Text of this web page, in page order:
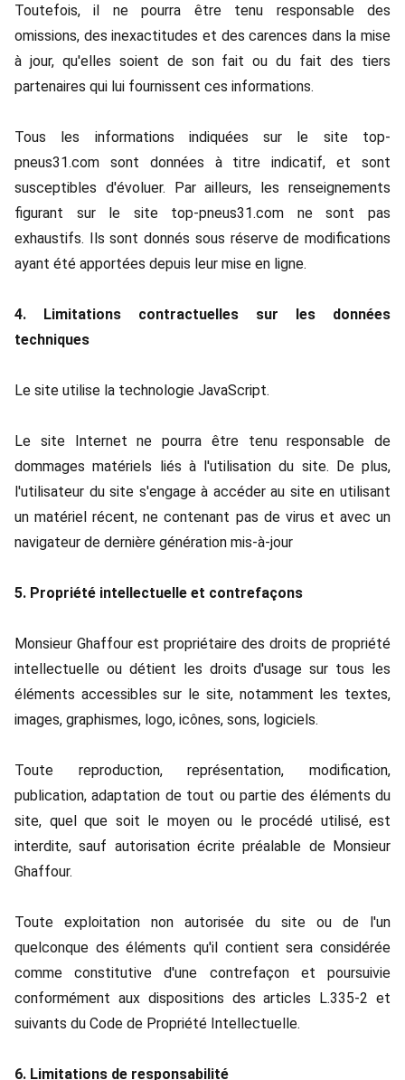
Toutefois, il ne pourra être tenu responsable des
omissions, des inexactitudes et des carences dans la mise
à jour, qu'elles soient de son fait ou du fait des tiers
partenaires qui lui fournissent ces informations.
Tous les informations indiquées sur le site top-
pneus31.com sont données à titre indicatif, et sont
susceptibles d'évoluer. Par ailleurs, les renseignements
figurant sur le site top-pneus31.com ne sont pas
exhaustifs. Ils sont donnés sous réserve de modifications
ayant été apportées depuis leur mise en ligne.
4. Limitations contractuelles sur les données
techniques
Le site utilise la technologie JavaScript.
Le site Internet ne pourra être tenu responsable de
dommages matériels liés à l'utilisation du site. De plus,
l'utilisateur du site s'engage à accéder au site en utilisant
un matériel récent, ne contenant pas de virus et avec un
navigateur de dernière génération mis-à-jour
5. Propriété intellectuelle et contrefaçons
Monsieur Ghaffour est propriétaire des droits de propriété
intellectuelle ou détient les droits d'usage sur tous les
éléments accessibles sur le site, notamment les textes,
images, graphismes, logo, icônes, sons, logiciels.
Toute reproduction, représentation, modification,
publication, adaptation de tout ou partie des éléments du
site, quel que soit le moyen ou le procédé utilisé, est
interdite, sauf autorisation écrite préalable de Monsieur
Ghaffour.
Toute exploitation non autorisée du site ou de l'un
quelconque des éléments qu'il contient sera considérée
comme constitutive d'une contrefaçon et poursuivie
conformément aux dispositions des articles L.335-2 et
suivants du Code de Propriété Intellectuelle.
6. Limitations de responsabilité